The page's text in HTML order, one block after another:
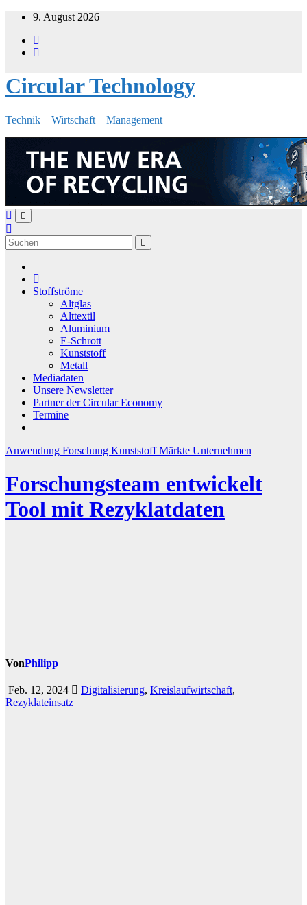
Zum
springen
9. August 2026
Circular Technology
Technik – Wirtschaft – Management
Stoffströme
Altglas
Alttextil
Aluminium
E-Schrott
Kunststoff
Metall
Mediadaten
Unsere Newsletter
Partner der Circular Economy
Termine
Anwendung Forschung KunststoffMärkte Unternehmen
Forschungsteam entwickelt
Tool mit Rezyklatdaten
VonPhilipp
Feb. 12, 2024 Digitalisierung, Kreislaufwirtschaft,
Rezyklateinsatz